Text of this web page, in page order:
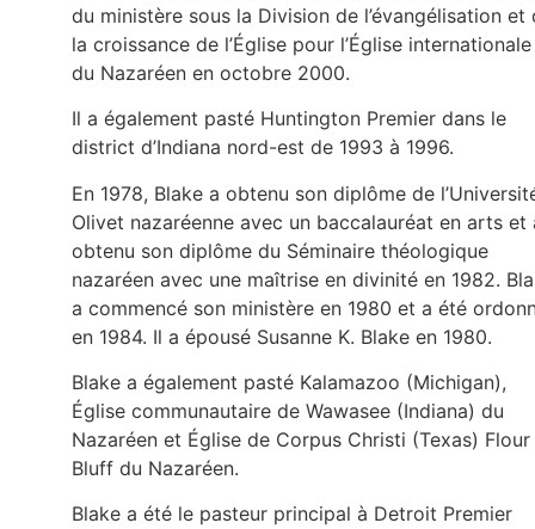
du ministère sous la Division de l’évangélisation et
la croissance de l’Église pour l’Église internationale
du Nazaréen en octobre 2000.
Il a également pasté Huntington Premier dans le
district d’Indiana nord-est de 1993 à 1996.
En 1978, Blake a obtenu son diplôme de
Olivet nazaréenne avec un baccalauréat en arts et
obtenu son diplôme du Séminaire théologique
nazaréen avec une maîtrise en divinité en 1982.
a commencé son ministère en 1980 et a été
en 1984. Il a épousé Susanne K. Blake en 1980.
Blake a également pasté Kalamazoo (Michigan),
Église communautaire de Wawasee (Indiana) du
Nazaréen et Église de Corpus Christi (Texas) Flour
Bluff du Nazaréen.
Blake a été le pasteur principal à Detroit Premier